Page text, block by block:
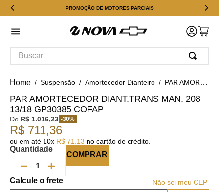
PROMOÇÃO DE MOTORES PARCIAIS
Buscar
Suspensão Amortecedor Dianteiro PAR AMORTECEDOR DIANT.TRANS MAN. 208 13/18 GP30385 COFAP
PAR AMORTECEDOR DIANT.TRANS MAN. 208
13/18 GP30385 COFAP
De R$ 1.016,23 -30%
R$ 711,36
ou em até 10x R$ 71 13 no cartão de crédito.
Quantidade
COMPRAR
Não sei meu CEP